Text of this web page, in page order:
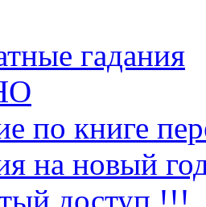
гадания
по книге
на новый
доступ !!!